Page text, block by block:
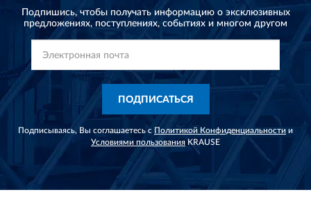
Подпишись, чтобы получать информацию о эксклюзивных
предложениях, поступлениях, событиях и многом другом
ПОДПИСАТЬСЯ
Подписываясь, Вы соглашаетесь с Политикой Конфиденциальности и
Условиями пользованияKRAUSE